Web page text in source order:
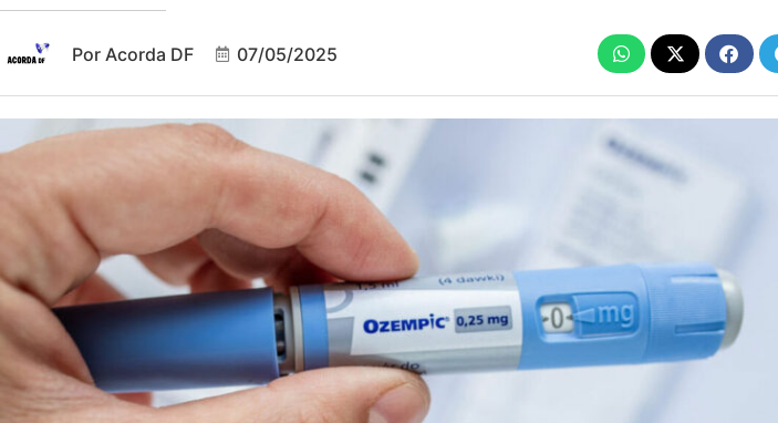
Por Acorda DF 07/05/2025